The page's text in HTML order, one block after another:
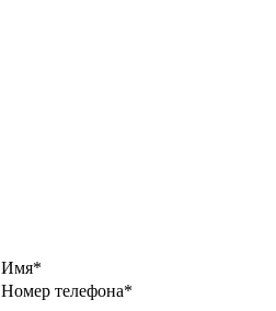
Имя*
Номер телефона*